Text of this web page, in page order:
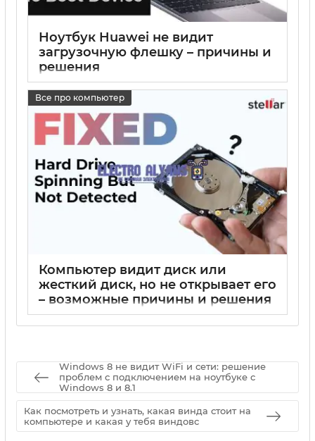
Ноутбук Huawei не видит
загрузочную флешку – причины и
решения
17 05 2025 0
Все про компьютер
Компьютер видит диск или
жесткий диск, но не открывает его
– возможные причины и решения
Windows 8 не видит WiFi и сети: решение
проблем с подключением на ноутбуке с
Windows 8 и 8.1
Как посмотреть и узнать, какая винда стоит на
компьютере и какая у тебя виндовс